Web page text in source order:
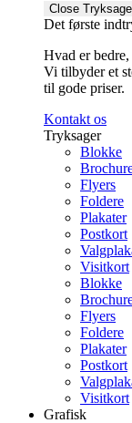
Close
Det første
Hvad er
Vi tilbyder et
til gode priser.
Kontakt os
Tryksager
Blokke
Flyers
Foldere
Plakater
Postkort
Visitkort
Blokke
Flyers
Foldere
Plakater
Postkort
Visitkort
Grafisk